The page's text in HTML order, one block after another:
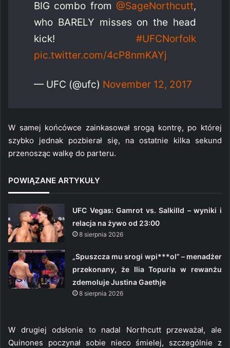
BIG combo from @SageNorthcutt,
who BARELY misses on the head
kick! #UFCNorfolk
pic.twitter.com/4cP8nmKAYj
— UFC (@ufc) November 12, 2017
W samej końcówce zainkasował srogą kontrę, po której
szybko jednak pozbierał się, na ostatnie kilka sekund
przenosząc walkę do parteru.
POWIĄZANE ARTYKUŁY
UFC Vegas: Gamrot vs. Salkilld – wyniki i
relacja na żywo od 23:00
8 sierpnia 2026
„Spuszcza mu srogi wpi***ol” – menadżer
przekonany, że Ilia Topuria w rewanżu
zdemoluje Justina Gaethje
8 sierpnia 2026
W drugiej odsłonie to nadal Northcutt przeważał, ale
Quinones poczynał sobie nieco śmielej, szczególnie z